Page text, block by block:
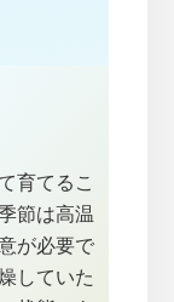
育てるこ
節は高温
が必要で
していた